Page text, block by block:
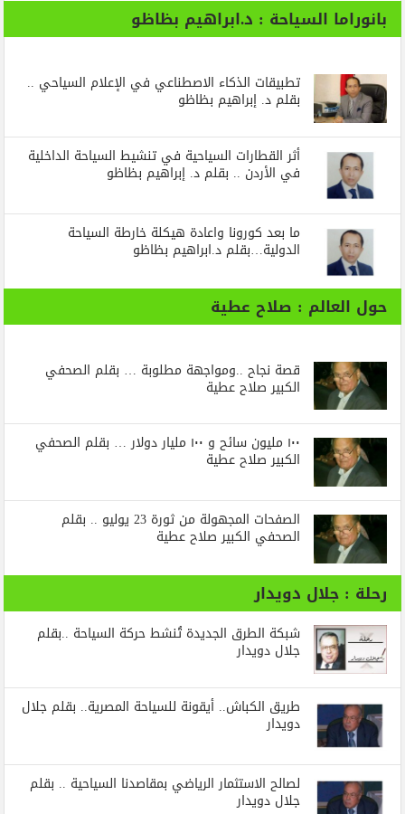
بانوراما السياحة : د.ابراهيم بظاظو
تطبيقات الذكاء الاصطناعي في الإعلام السياحي ..
بقلم د. إبراهيم بظاظو
أثر القطارات السياحية في تنشيط السياحة الداخلية
في الأردن .. بقلم د. إبراهيم بظاظو
ما بعد كورونا واعادة هيكلة خارطة السياحة
الدولية…بقلم د.ابراهيم بظاظو
حول العالم : صلاح عطية
قصة نجاح ..ومواجهة مطلوبة … بقلم الصحفي
الكبير صلاح عطية
١٠٠ مليون سائح و ١٠٠ مليار دولار … بقلم الصحفي
الكبير صلاح عطية
الصفحات المجهولة من ثورة 23 يوليو .. بقلم
الصحفي الكبير صلاح عطية
رحلة : جلال دويدار
شبكة الطرق الجديدة تُنشط حركة السياحة ..بقلم
جلال دويدار
طريق الكباش.. أيقونة للسياحة المصرية.. بقلم جلال
دويدار
لصالح الاستثمار الرياضي بمقاصدنا السياحية .. بقلم
جلال دويدار